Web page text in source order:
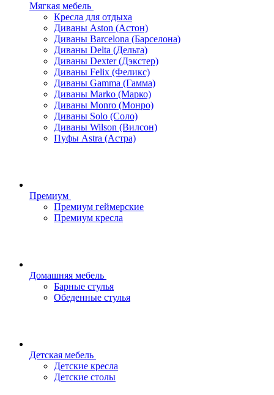
Мягкая мебель
Кресла для отдыха
Диваны Aston (Астон)
Диваны Barcelona (Барселона)
Диваны Delta (Дельта)
Диваны Dexter (Дэкстер)
Диваны Felix (Феликс)
Диваны Gamma (Гамма)
Диваны Marko (Марко)
Диваны Monro (Монро)
Диваны Solo (Соло)
Диваны Wilson (Вилсон)
Пуфы Astra (Астра)
Премиум
Премиум геймерские
Премиум кресла
Домашняя мебель
Барные стулья
Обеденные стулья
Детская мебель
Детские кресла
Детские столы